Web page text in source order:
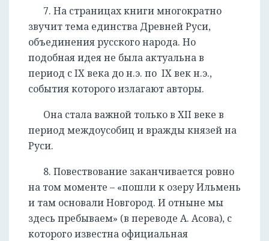
7. На страницах книги многократно
звучит тема единства Древней Руси,
объединения русского народа. Но
подобная идея не была актуальна в
период с IX века до н.э. по IX век н.э.,
события которого излагают авторы.
Она стала важной только в XII веке в
период междоусобиц и вражды князей на
Руси.
8. Повествование заканчивается ровно
на том моменте – «пошли к озеру Ильмень
и там основали Новгород. И отныне мы
здесь пребываем» (в переводе А. Асова), с
которого известна официальная